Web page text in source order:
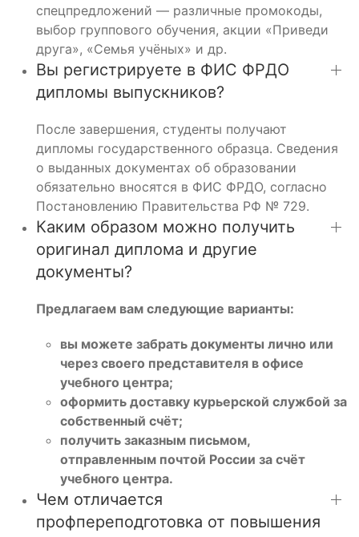
спецпредложений — различные промокоды,
выбор группового обучения, акции «Приведи
друга», «Семья учёных» и др.
Вы регистрируете в ФИС ФРДО
дипломы выпускников?
После завершения, студенты получают
дипломы государственного образца. Сведения
о выданных документах об образовании
обязательно вносятся в ФИС ФРДО, согласно
Постановлению Правительства РФ № 729.
Каким образом можно получить
оригинал диплома и другие
документы?
Предлагаем вам следующие варианты:
вы можете забрать документы лично или
через своего представителя в офисе
учебного центра;
оформить доставку курьерской службой за
собственный счёт;
получить заказным письмом,
отправленным почтой России за счёт
учебного центра.
Чем отличается
профпереподготовка от повышения